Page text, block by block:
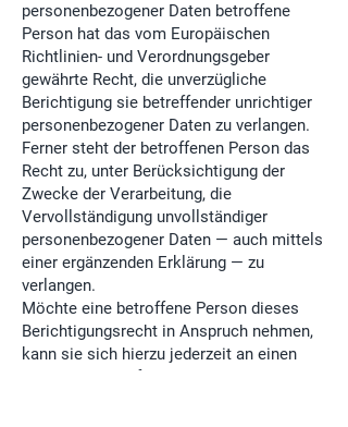
personenbezogener Daten betroffene
Person hat das vom Europäischen
Richtlinien- und Verordnungsgeber
gewährte Recht, die unverzügliche
Berichtigung sie betreffender unrichtiger
personenbezogener Daten zu verlangen.
Ferner steht der betroffenen Person das
Recht zu, unter Berücksichtigung der
Zwecke der Verarbeitung, die
Vervollständigung unvollständiger
personenbezogener Daten — auch mittels
einer ergänzenden Erklärung — zu
verlangen.
Möchte eine betroffene Person dieses
Berichtigungsrecht in Anspruch nehmen,
kann sie sich hierzu jederzeit an einen
Mitarbeiter des für die Verarbeitung